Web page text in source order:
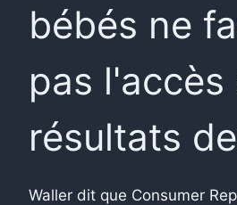
bébés ne
pas l'accès
résultats
Waller dit que Consumer